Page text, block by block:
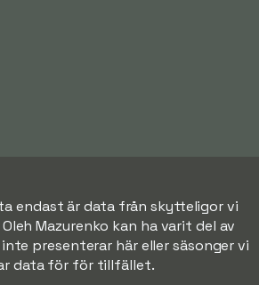
endast är data från skytteligor vi
Mazurenko kan ha varit del av
presenterar här eller säsonger vi
data för för tillfället.